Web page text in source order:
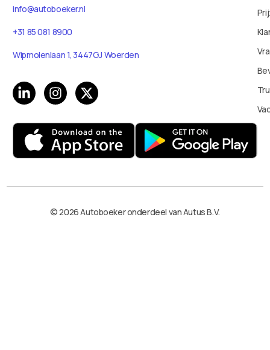
info@autoboeker.nl
+31 85 081 8900
Wipmolenlaan 1, 3447GJ Woerden
© 2026 Autoboeker onderdeel van Autus B.V.